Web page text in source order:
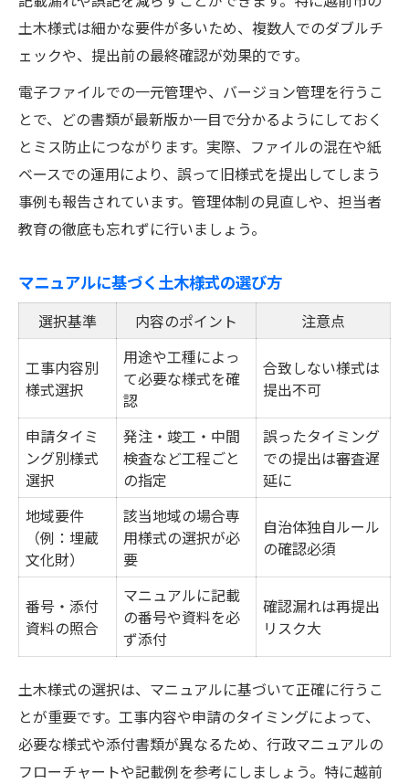
土木様式は細かな要件が多いため、複数人でのダブルチ
ェックや、提出前の最終確認が効果的です。
電子ファイルでの一元管理や、バージョン管理を行うこ
とで、どの書類が最新版か一目で分かるようにしておく
とミス防止につながります。実際、ファイルの混在や紙
ベースでの運用により、誤って旧様式を提出してしまう
事例も報告されています。管理体制の見直しや、担当者
教育の徹底も忘れずに行いましょう。
マニュアルに基づく土木様式の選び方
選択基準 内容のポイント 注意点
工事内容別
様式選択
用途や工種によっ
て必要な様式を確
認
合致しない様式は
提出不可
申請タイミ
ング別様式
選択
発注・竣工・中間
検査など工程ごと
の指定
誤ったタイミング
での提出は審査遅
延に
地域要件
（例：埋蔵
文化財）
該当地域の場合専
用様式の選択が必
要
自治体独自ルール
の確認必須
番号・添付
資料の照合
マニュアルに記載
の番号や資料を必
ず添付
確認漏れは再提出
リスク大
土木様式の選択は、マニュアルに基づいて正確に行うこ
とが重要です。工事内容や申請のタイミングによって、
必要な様式や添付書類が異なるため、行政マニュアルの
フローチャートや記載例を参考にしましょう。特に越前